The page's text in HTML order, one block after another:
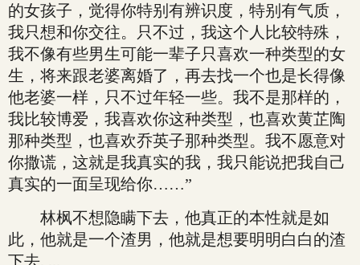
的女孩子，觉得你特别有辨识度，特别有气质，
我只想和你交往。只不过，我这个人比较特殊，
我不像有些男生可能一辈子只喜欢一种类型的女
生，将来跟老婆离婚了，再去找一个也是长得像
他老婆一样，只不过年轻一些。我不是那样的，
我比较博爱，我喜欢你这种类型，也喜欢黄芷陶
那种类型，也喜欢乔英子那种类型。我不愿意对
你撒谎，这就是我真实的我，我只能说把我自己
真实的一面呈现给你……”
林枫不想隐瞒下去，他真正的本性就是如
此，他就是一个渣男，他就是想要明明白白的渣
下去. ...